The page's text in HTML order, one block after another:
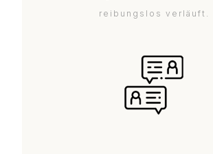
reibungslos verläuft.